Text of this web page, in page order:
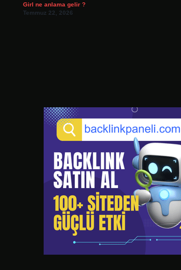
Girl ne anlama gelir ?
Temmuz 22, 2026